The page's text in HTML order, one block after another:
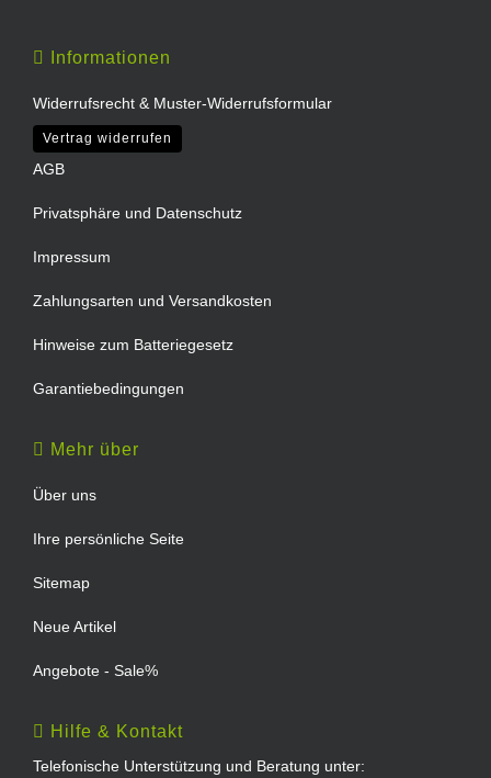
Informationen
Widerrufsrecht & Muster-Widerrufsformular
Vertrag widerrufen
AGB
Privatsphäre und Datenschutz
Impressum
Zahlungsarten und Versandkosten
Hinweise zum Batteriegesetz
Garantiebedingungen
Mehr über
Über uns
Ihre persönliche Seite
Sitemap
Neue Artikel
Angebote - Sale%
Hilfe & Kontakt
Telefonische Unterstützung und Beratung unter: